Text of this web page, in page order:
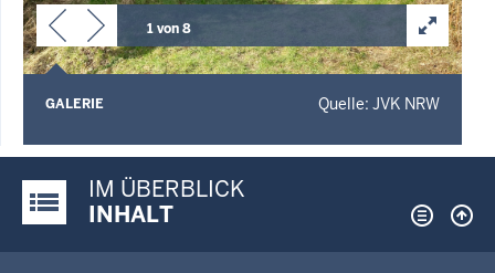
1 von 8
Quelle: JVK NRW
GALERIE
Justiz-Portal im Überblick:
IM ÜBERBLICK
INHALT